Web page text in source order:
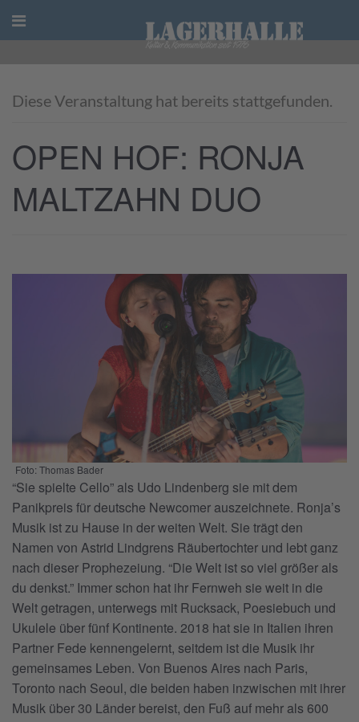
Skip
to
Diese Veranstaltung hat bereits stattgefunden.
OPEN HOF: RONJA
MALTZAHN DUO
Foto: Thomas Bader
“Sie spielte Cello” als Udo Lindenberg sie mit dem
Panikpreis für deutsche Newcomer auszeichnete. Ronja’s
Musik ist zu Hause in der weiten Welt. Sie trägt den
Namen von Astrid Lindgrens Räubertochter und lebt ganz
nach dieser Prophezeiung. “Die Welt ist so viel größer als
du denkst.” Immer schon hat ihr Fernweh sie weit in die
Welt getragen, unterwegs mit Rucksack, Poesiebuch und
Ukulele über fünf Kontinente. 2018 hat sie in Italien ihren
Partner Fede kennengelernt, seitdem ist die Musik ihr
gemeinsames Leben. Von Buenos Aires nach Paris,
Toronto nach Seoul, die beiden haben inzwischen mit ihrer
Musik über 30 Länder bereist, den Fuß auf mehr als 600